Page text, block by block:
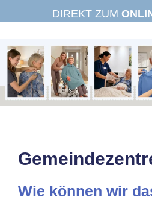
Inhalt
DIREKT ZUM
Wie können wir